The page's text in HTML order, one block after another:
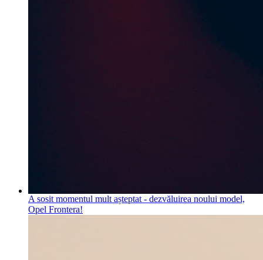
A sosit momentul mult așteptat - dezvăluirea noului model,
Opel Frontera!